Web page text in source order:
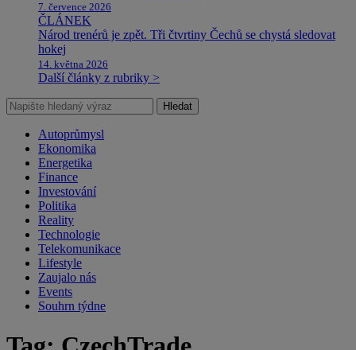
7. července 2026
ČLÁNEK
Národ trenérů je zpět. Tři čtvrtiny Čechů se chystá sledovat
hokej
14. května 2026
Další články z rubriky >
Hledat
Autoprůmysl
Ekonomika
Energetika
Finance
Investování
Politika
Reality
Technologie
Telekomunikace
Lifestyle
Zaujalo nás
Events
Souhrn týdne